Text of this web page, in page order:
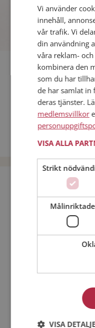
Fler singlar
Fler singelkvinnor från
Vemvet83
Män från Eslöv
Dejta kvinnor i Sverige
Dejta män i Sverige
Bli
Min ålder:
Vi använder
innehåll,
vår trafik. Vi
din användning
våra reklam-
kombinera den
som du har
de har samlat in
deras tjänster.
medlemsvillkor
VISA ALLA
Strikt
Målinriktade
VISA